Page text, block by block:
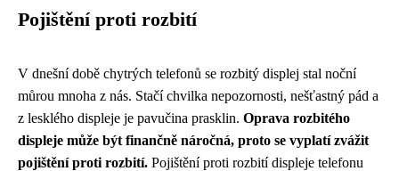
Pojištění proti rozbití
V dnešní době chytrých telefonů se rozbitý displej stal noční
můrou mnoha z nás. Stačí chvilka nepozornosti, nešťastný pád a
z lesklého displeje je pavučina prasklin. Oprava rozbitého
displeje může být finančně náročná, proto se vyplatí zvážit
pojištění proti rozbití. Pojištění proti rozbití displeje telefonu